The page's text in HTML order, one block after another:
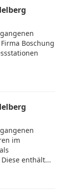
Boschung
im
enthält...